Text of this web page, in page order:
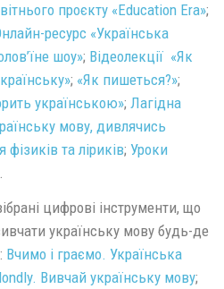
проєкту «Education Era»;
ресурс «Українська
шоу»; Відеолекції «Як
; «Як пишеться?»;
українською»; Лагідна
мову, дивлячись
фізиків та ліриків; Уроки
.
цифрові інструменти, що
українську мову будь-де
Вчимо і граємо. Українська
Вивчай українську мову;